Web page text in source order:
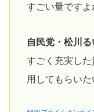
すごい量ですよ
自民党・松川る
すごく充実し
用してもらいた